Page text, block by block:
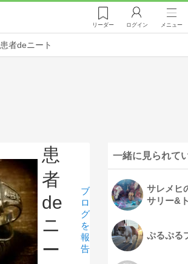
リーダー ログイン メニュー
患者deニート
患
者
de
ニ
ー
ブ
ロ
グ
を
報
告
一緒に見られて
サレメヒ
サリー&
ぷるぷる